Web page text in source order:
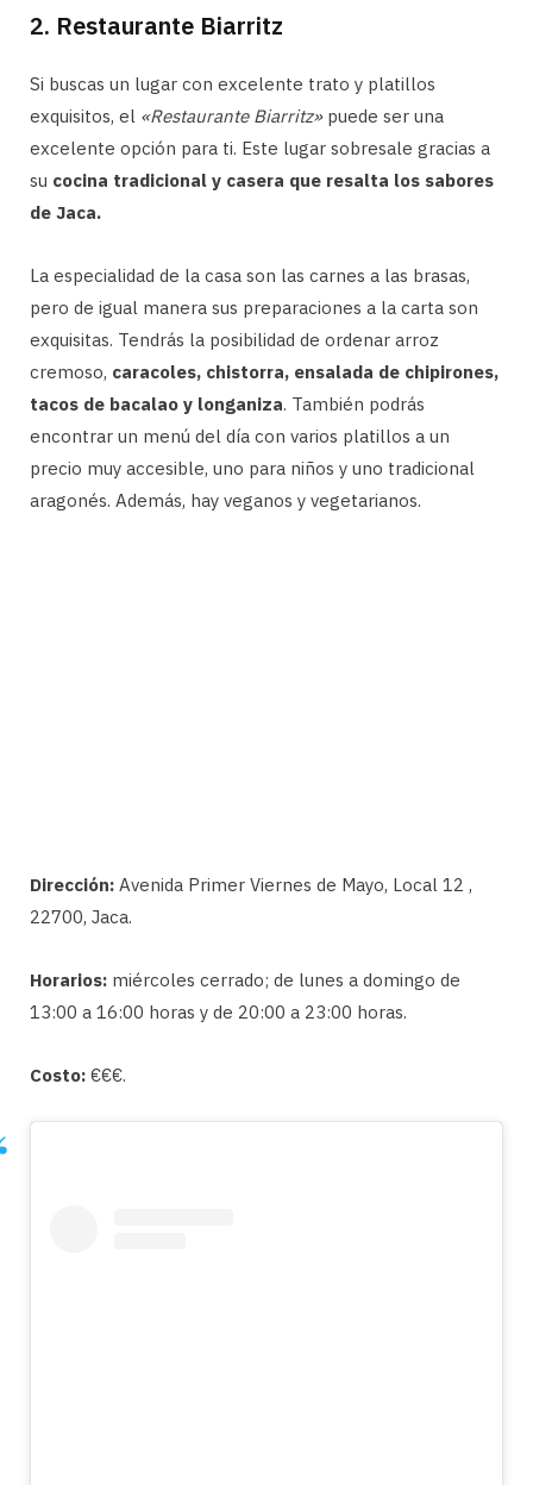
2. Restaurante Biarritz
Si buscas un lugar con excelente trato y platillos
exquisitos, el «Restaurante Biarritz»puede ser una
excelente opción para ti. Este lugar sobresale gracias a
su cocina tradicional y casera que resalta los sabores
de Jaca.
La especialidad de la casa son las carnes a las brasas,
pero de igual manera sus preparaciones a la carta son
exquisitas. Tendrás la posibilidad de ordenar arroz
cremoso, caracoles, chistorra, ensalada de chipirones,
tacos de bacalao y longaniza. También podrás
encontrar un menú del día con varios platillos a un
precio muy accesible, uno para niños y uno tradicional
aragonés. Además, hay veganos y vegetarianos.
Dirección: Avenida Primer Viernes de Mayo, Local 12 ,
22700, Jaca.
Horarios: miércoles cerrado; de lunes a domingo de
13:00 a 16:00 horas y de 20:00 a 23:00 horas.
Costo: €€€.